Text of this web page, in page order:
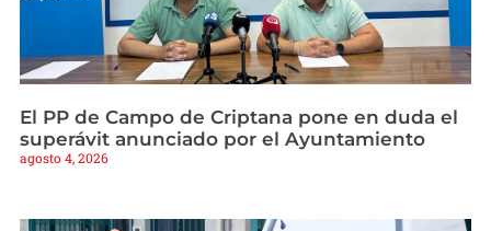
El PP de Campo de Criptana pone en duda el
superávit anunciado por el Ayuntamiento
agosto 4, 2026